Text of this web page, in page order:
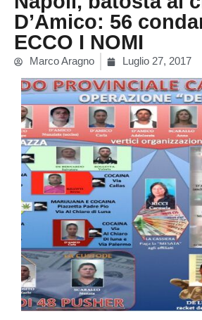
D’Amico: 56
ECCO I NOMI
Marco Aragno Luglio 27, 2017